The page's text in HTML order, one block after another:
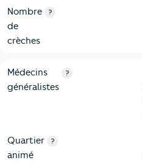
Nombre
de
crèches
?
5-Commerces
Critères Flayosc
Médecins
généralistes
?
Quartier
animé
?